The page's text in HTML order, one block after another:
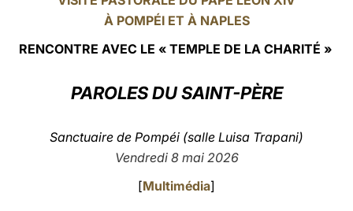
中文
LATINE
À POMPÉI ET À NAPLES
RENCONTRE AVEC LE « TEMPLE DE LA CHARITÉ »
PAROLES DU SAINT-PÈRE
Sanctuaire de Pompéi (salle Luisa Trapani)
Vendredi 8 mai 2026
[Multimédia]